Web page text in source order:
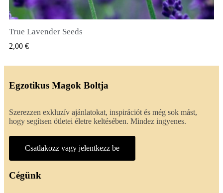
True Lavender Seeds
2,00 €
Egzotikus Magok Boltja
Szerezzen exkluzív ajánlatokat, inspirációt és még sok mást,
hogy segítsen ötletei életre keltésében. Mindez ingyenes.
Csatlakozz vagy jelentkezz be
Cégünk